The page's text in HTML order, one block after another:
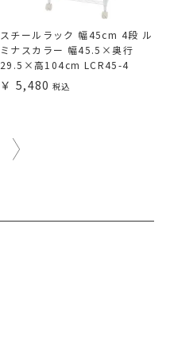
スチールラック 幅45cm 4段 ル
ミナスカラー 幅45.5×奥行
29.5×高104cm LCR45-4
5,480